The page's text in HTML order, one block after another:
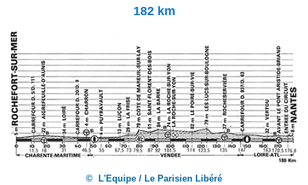
182 km
© L'Equipe / Le Parisien Libéré